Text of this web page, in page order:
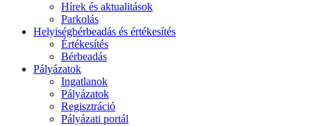
Hírek és aktualitások
Parkolás
Helyiségbérbeadás és értékesítés
Értékesítés
Bérbeadás
Pályázatok
Ingatlanok
Pályázatok
Regisztráció
Pályázati portál